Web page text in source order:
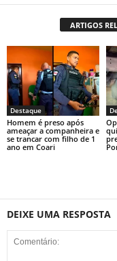
ARTIGOS
Destaque
Homem é preso após
ameaçar a companheira e
se trancar com filho de 1
ano em Coari
DEIXE UMA RESPOSTA